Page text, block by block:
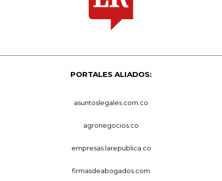
PORTALES ALIADOS:
asuntoslegales.com.co
agronegocios.co
empresas.larepublica.co
firmasdeabogados.com